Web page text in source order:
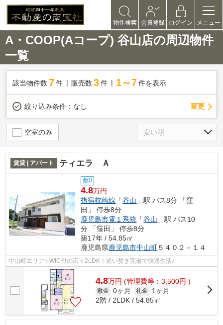
物件検索 会員登録 ログイン メニュー
A・COOP(Aコープ) 谷山店の周辺物件
一覧
該当物件数 7件 販売数 3 件 1～7 件を表示
絞り込み条件： なし 変更
空室のみ
賃貸 | アパート ティエラ Ａ
敷0
4.8万円
指宿枕崎線 「谷山 」駅 バス8分 「窪
田」 停歩8分
鹿児島市電１系統 「谷山 」駅 バス10
分 「窪田」 停歩8分
築17年 / 54.85㎡
鹿児島県鹿児島市中山町５４０２－１４
中山町エリア✨WIC付の広々2LDK！追い焚き完備で快適生活♪
4.8万円 (管理費等：3,500円 )
敷金 0ヶ月 礼金
1ヶ月
2階 / 2LDK / 54.85㎡